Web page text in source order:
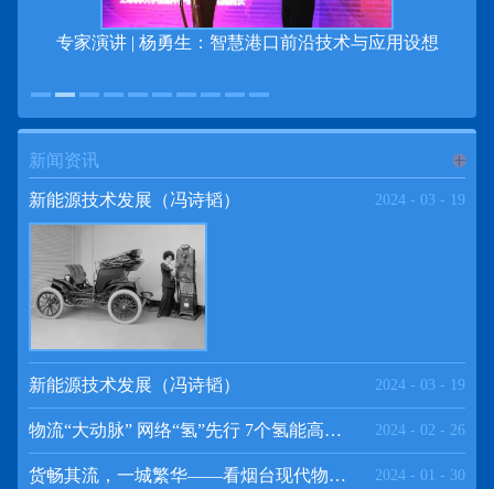
专家演讲 | 杨勇生：智慧港口前沿技术与应用设想
新闻资讯
新能源技术发展（冯诗韬） 2024 - 03 - 19
新能源技术发展（冯诗韬） 2024 - 03 - 19
物流“大动脉” 网络“氢”先行 7个氢能高速场景落地京津冀 2024 - 02 - 26
货畅其流，一城繁华——看烟台现代物流发展 2024 - 01 - 30
频道
>>